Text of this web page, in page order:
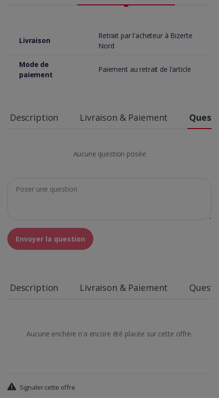
Livraison
Retrait par l'acheteur à Bizerte
Nord
Mode de
paiement
Paiement au retrait de l'article
Description Livraison & Paiement
Aucune question posée
Envoyer la question
Description Livraison & Paiement
Aucune enchère n'a encore été placée sur cette offre.
Signaler cette offre